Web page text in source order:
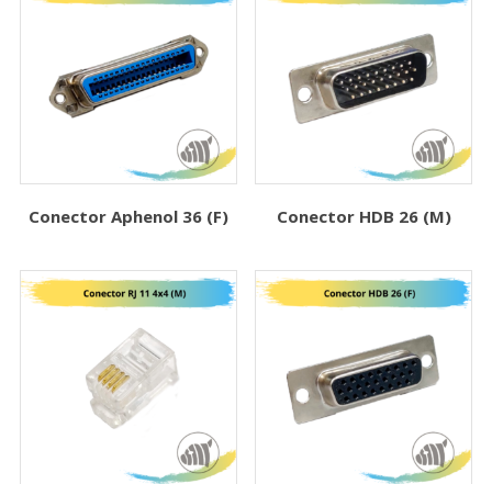
Conector Aphenol 36 (F) Conector HDB 26 (M)